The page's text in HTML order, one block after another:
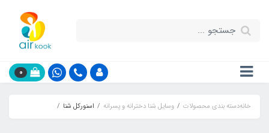
0
خانهدسته بندی محصولات وسایل شنا دخترانه و پسرانه اسنورکل شنا